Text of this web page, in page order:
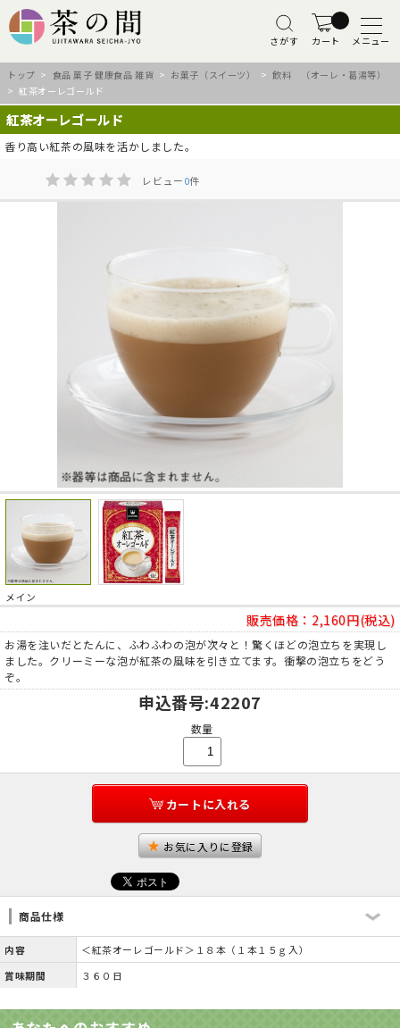
さがす カート メニュー
トップ > 食品 菓子 健康食品 雑貨 > お菓子（スイーツ） >飲料 （オーレ・葛湯等）
> 紅茶オーレゴールド
紅茶オーレゴールド
香り高い紅茶の風味を活かしました。
レビュー0件
メイン
販売価格： 2,160円(税込)
お湯を注いだとたんに、ふわふわの泡が次々と！驚くほどの泡立ちを実現し
ました。クリーミーな泡が紅茶の風味を引き立てます。衝撃の泡立ちをどう
ぞ。
申込番号:42207
数量
カートに入れる
お気に入りに登録
商品仕様
内容
＜紅茶オーレゴールド＞１８本（１本１５ｇ入）
賞味期間
３６０日